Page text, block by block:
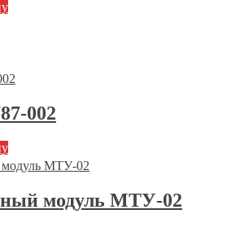
002
модуль МТУ-02